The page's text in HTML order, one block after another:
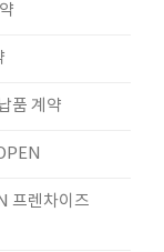
품 계약
프렌차이즈